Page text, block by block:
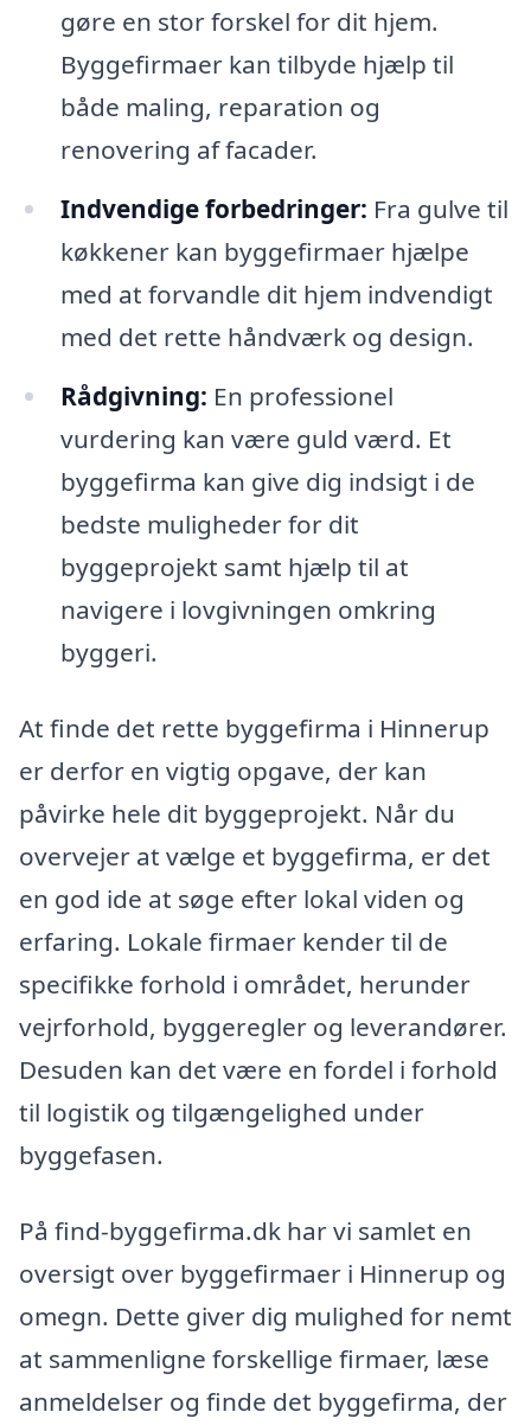
gøre en stor forskel for dit hjem.
Byggefirmaer kan tilbyde hjælp til
både maling, reparation og
renovering af facader.
Indvendige forbedringer: Fra gulve til
køkkener kan byggefirmaer hjælpe
med at forvandle dit hjem indvendigt
med det rette håndværk og design.
Rådgivning: En professionel
vurdering kan være guld værd. Et
byggefirma kan give dig indsigt i de
bedste muligheder for dit
byggeprojekt samt hjælp til at
navigere i lovgivningen omkring
byggeri.
At finde det rette byggefirma i Hinnerup
er derfor en vigtig opgave, der kan
påvirke hele dit byggeprojekt. Når du
overvejer at vælge et byggefirma, er det
en god ide at søge efter lokal viden og
erfaring. Lokale firmaer kender til de
specifikke forhold i området, herunder
vejrforhold, byggeregler og leverandører.
Desuden kan det være en fordel i forhold
til logistik og tilgængelighed under
byggefasen.
På find-byggefirma.dk har vi samlet en
oversigt over byggefirmaer i Hinnerup og
omegn. Dette giver dig mulighed for nemt
at sammenligne forskellige firmaer, læse
anmeldelser og finde det byggefirma, der